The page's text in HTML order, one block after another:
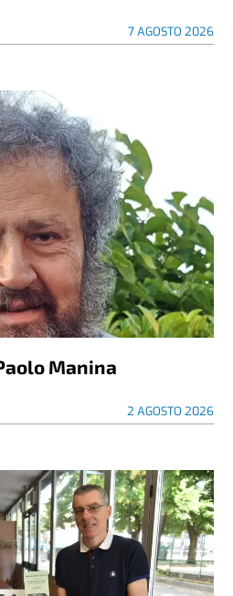
7 AGOSTO 2026
Manina
2 AGOSTO 2026